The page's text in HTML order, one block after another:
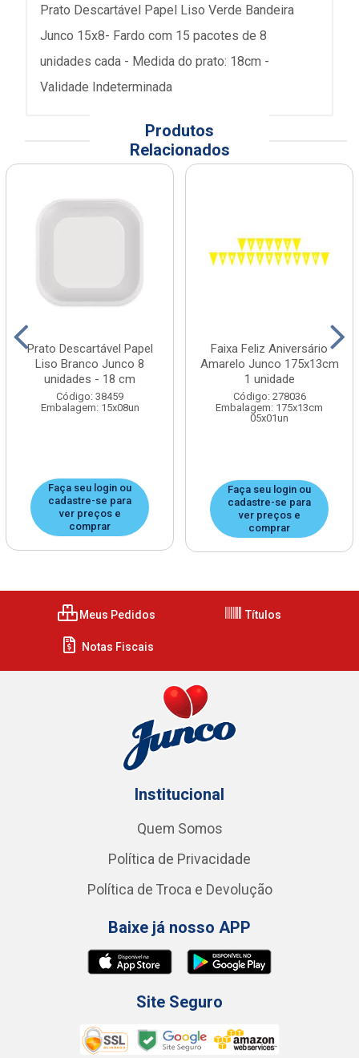
Prato Descartável Papel Liso Verde Bandeira
Junco 15x8- Fardo com 15 pacotes de 8
unidades cada - Medida do prato: 18cm -
Validade Indeterminada
Produtos
Relacionados
Prato Descartável Papel
Liso Branco Junco 8
unidades - 18 cm
Código: 38459
Embalagem: 15x08un
Faça seu login ou
cadastre-se para
ver preços e
comprar
Faixa Feliz Aniversário
Amarelo Junco 175x13cm
1 unidade
Código: 278036
Embalagem: 175x13cm
05x01un
Faça seu login ou
cadastre-se para
ver preços e
comprar
Meus Pedidos Títulos
Notas Fiscais
Institucional
Quem Somos
Política de Privacidade
Política de Troca e Devolução
Baixe já nosso APP
Site Seguro